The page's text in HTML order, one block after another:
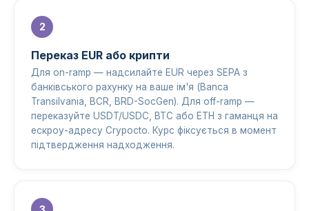
Переказ EUR або крипти
Для on-ramp — надсилайте EUR через SEPA з
банківського рахунку на ваше ім'я (Banca
Transilvania, BCR, BRD-SocGen). Для off-ramp —
переказуйте USDT/USDC, BTC або ETH з гаманця на
ескроу-адресу Crypocto. Курс фіксується в момент
підтвердження надходження.